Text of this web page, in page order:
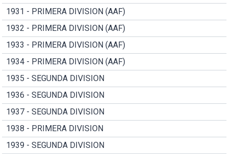
1931 - PRIMERA DIVISION (AAF)
1932 - PRIMERA DIVISION (AAF)
1933 - PRIMERA DIVISION (AAF)
1934 - PRIMERA DIVISION (AAF)
1935 - SEGUNDA DIVISION
1936 - SEGUNDA DIVISION
1937 - SEGUNDA DIVISION
1938 - PRIMERA DIVISION
1939 - SEGUNDA DIVISION